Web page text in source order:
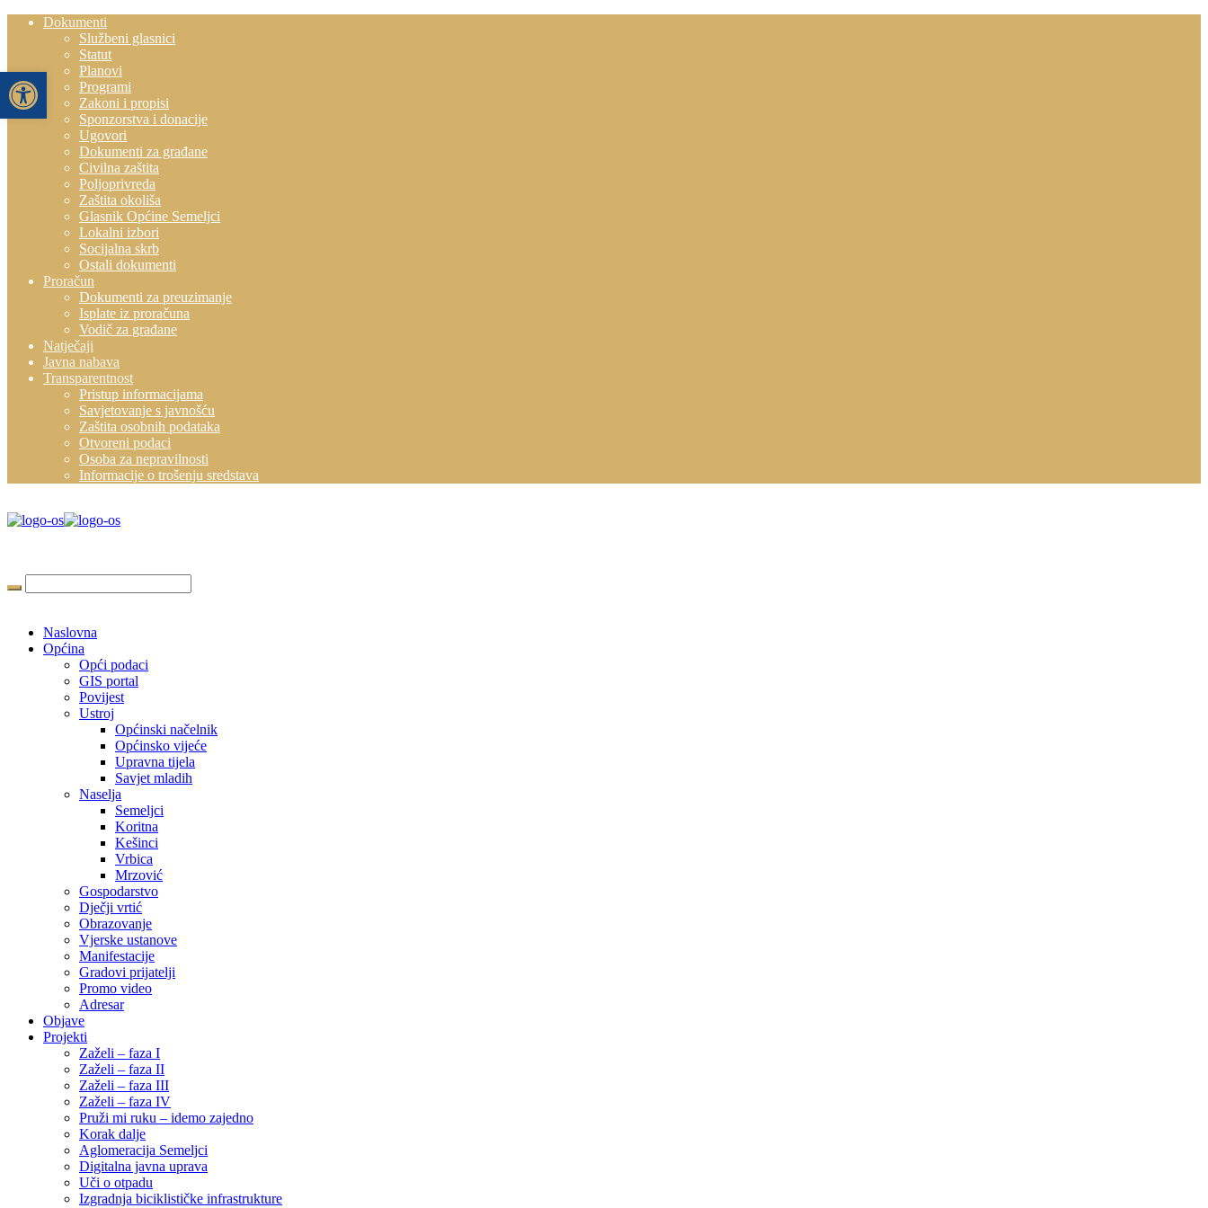
Dokumenti
Službeni glasnici
Statut
Planovi
Programi
Zakoni i propisi
Sponzorstva i donacije
Ugovori
Dokumenti za građane
Civilna zaštita
Poljoprivreda
Zaštita okoliša
Glasnik Općine Semeljci
Lokalni izbori
Socijalna skrb
Ostali dokumenti
Proračun
Dokumenti za preuzimanje
Isplate iz proračuna
Vodič za građane
Natječaji
Javna nabava
Transparentnost
Pristup informacijama
Savjetovanje s javnošću
Zaštita osobnih podataka
Otvoreni podaci
Osoba za nepravilnosti
Informacije o trošenju sredstava
Naslovna
Općina
Opći podaci
GIS portal
Povijest
Ustroj
Općinski načelnik
Općinsko vijeće
Upravna tijela
Savjet mladih
Naselja
Semeljci
Koritna
Kešinci
Vrbica
Mrzović
Gospodarstvo
Dječji vrtić
Obrazovanje
Vjerske ustanove
Manifestacije
Gradovi prijatelji
Promo video
Adresar
Objave
Projekti
Zaželi – faza I
Zaželi – faza II
Zaželi – faza III
Zaželi – faza IV
Pruži mi ruku – idemo zajedno
Korak dalje
Aglomeracija Semeljci
Digitalna javna uprava
Uči o otpadu
Izgradnja biciklističke infrastrukture
Open toolbar